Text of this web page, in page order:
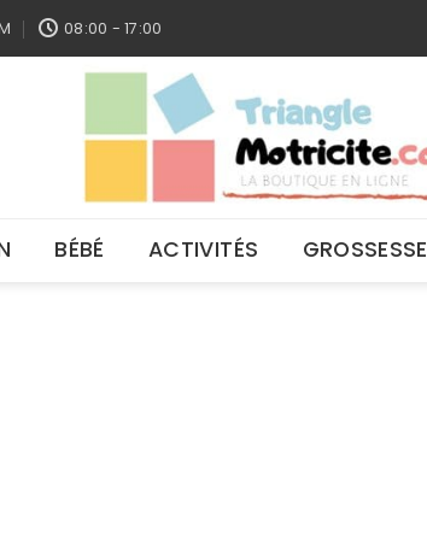
08:00 - 17:00
BÉBÉ ACTIVITÉS GROSSESSE